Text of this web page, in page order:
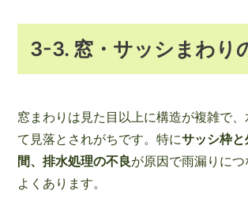
3-3. 窓・サッシまわり
窓まわりは見た目以上に構造が複雑で
て見落とされがちです。特にサッシ枠
間、排水処理の不良が原因で雨漏りに
よくあります。